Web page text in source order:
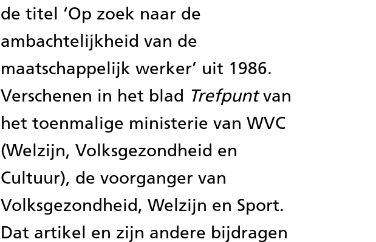
de titel ‘Op zoek naar de
ambachtelijkheid van de
maatschappelijk werker’ uit 1986.
Verschenen in het blad Trefpuntvan
het toenmalige ministerie van WVC
(Welzijn, Volksgezondheid en
Cultuur), de voorganger van
Volksgezondheid, Welzijn en Sport.
Dat artikel en zijn andere bijdragen